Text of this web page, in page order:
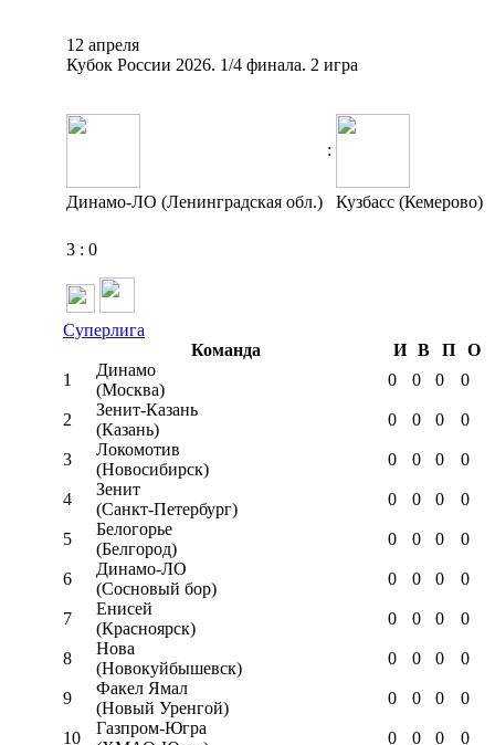
12 апреля
Кубок России 2026. 1/4 финала. 2 игра
:
Динамо-ЛО (Ленинградская обл.) Кузбасс (Кемерово)
3 : 0
Суперлига
Команда
И В П
О
1
Динамо
(Москва)
0 0 0 0
2
Зенит-Казань
(Казань)
0 0 0 0
3
Локомотив
(Новосибирск)
0 0 0 0
4
Зенит
(Санкт-Петербург)
0 0 0 0
5
Белогорье
(Белгород)
0 0 0 0
6
Динамо-ЛО
(Сосновый бор)
0 0 0 0
7
Енисей
(Красноярск)
0 0 0 0
8
Нова
(Новокуйбышевск)
0 0 0 0
9
Факел Ямал
(Новый Уренгой)
0 0 0 0
10
Газпром-Югра
0 0 0 0